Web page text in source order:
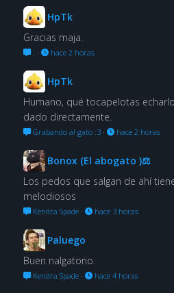
HpTk
Gracias maja.
. · hace 2 horas
HpTk
Humano, qué tocapelotas
dado directamente.
Grabando al gato :3· hace 2 horas
Bonox (El abogato )⚖
Los pedos que salgan de ahí
melodiosos
Kendra Spade· hace 3 horas
Paluego
Buen nalgatorio.
Kendra Spade· hace 4 horas